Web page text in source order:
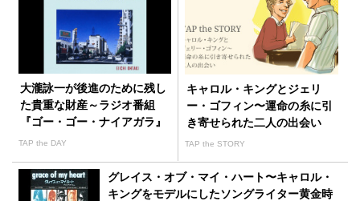
大瀧詠一が後進のために残し
た貴重な財産～ラジオ番組
『ゴー・ゴー・ナイアガラ』
TAP the DAY
キャロル・キングとジェリ
ー・ゴフィン〜運命の糸に引
き寄せられた二人の出会い
TAP the STORY
グレイス・オブ・マイ・ハート〜キャロル・
キングをモデルにしたソングライター黄金時